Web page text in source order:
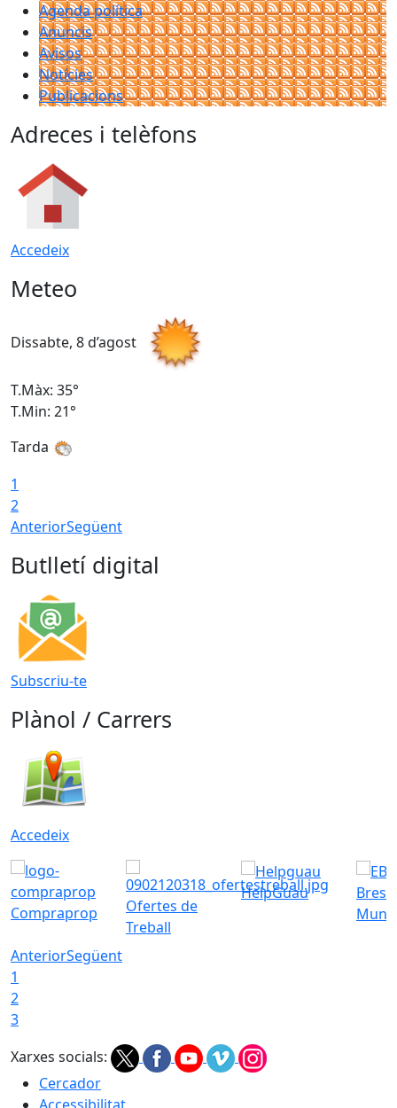
Agenda política
Anuncis
Avisos
Notícies
Publicacions
Adreces i telèfons
Accedeix
Meteo
Dissabte, 8 d’agost
T.Màx: 35°
T.Min: 21°
Tarda
1
2
AnteriorSegüent
Butlletí digital
Subscriu-te
Plànol / Carrers
Accedeix
Compraprop
Ofertes de
Treball
HelpGuau
AnteriorSegüent
1
2
3
Xarxes socials:
Cercador